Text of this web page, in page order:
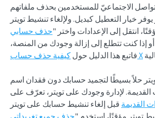
الاجتماعيّ للمستخدمين بحذف ملفاتهم
خيار التعطيل كبديل. ولإلغاء تنشيط تويتر
انتقل إلى الإعدادات واختر "
إذا كنت تتطلع إلى إزالة وجودك من المنصة،
فاتبع هذا الدليل حول كيفية حذف حساب X
حلاً بسيطًا لتجميد حسابك دون فقدان اسم
القديمة. لإدارة وجودك على تويتر، تعرّف على
القديمة قبل إلغاء تنشيط حسابك على تويتر
تويتر مؤقتًا، استخدم "حذف جميع تغريداتي